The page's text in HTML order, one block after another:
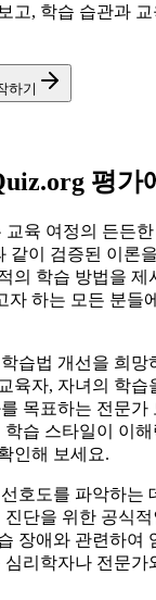
고, 학습 습관과
하기
평가
교육 여정의 든든
이 검증된 이론
의 학습 방법을 제
자 하는 모든 분들
습법 개선을 희망
육자, 자녀의 학습
목표하는 전문가
습 스타일이 이
인해 보세요.
호도를 파악하는
진단을 위한 공식
장애와 관련하여
리학자나 전문가